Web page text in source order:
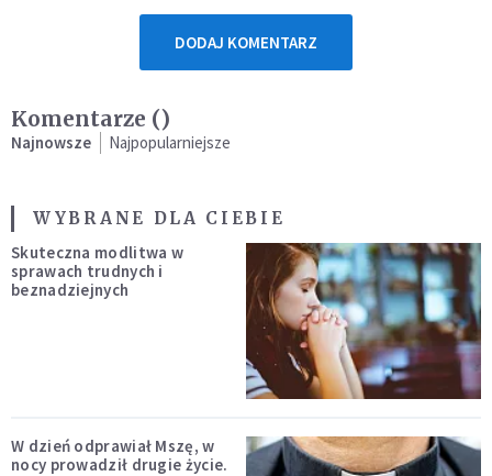
DODAJ KOMENTARZ
Komentarze ()
Najnowsze Najpopularniejsze
WYBRANE DLA CIEBIE
Skuteczna modlitwa w
sprawach trudnych i
beznadziejnych
W dzień odprawiał Mszę, w
nocy prowadził drugie życie.